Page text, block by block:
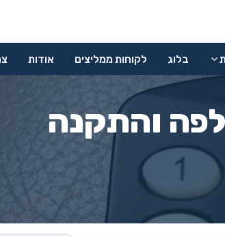
בלוג לקוחות ממליצים אודות
והתקנה